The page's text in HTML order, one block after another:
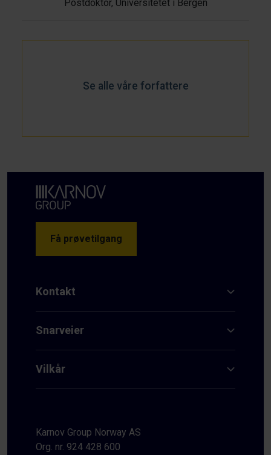
Postdoktor, Universitetet i Bergen
Se alle våre forfattere
Få prøvetilgang
Kontakt
Snarveier
Vilkår
Karnov Group Norway AS
Org. nr. 924 428 600